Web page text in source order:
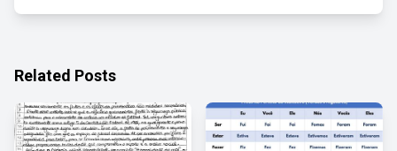
Related Posts